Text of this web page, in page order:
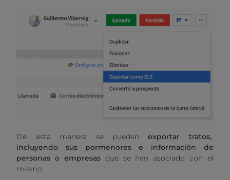
De esta manera se puedenexportar tratos,
incluyendo sus pormenores e información de
personas o empresasque se han asociado con el
mismo.